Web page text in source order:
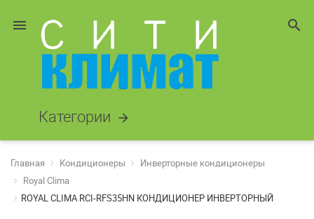
menu search
Категории arrow_forward
Главная Кондиционеры
Инверторные кондиционеры
Royal Clima
ROYAL CLIMA RCI-RFS35HN КОНДИЦИОНЕР ИНВЕРТОРНЫЙ